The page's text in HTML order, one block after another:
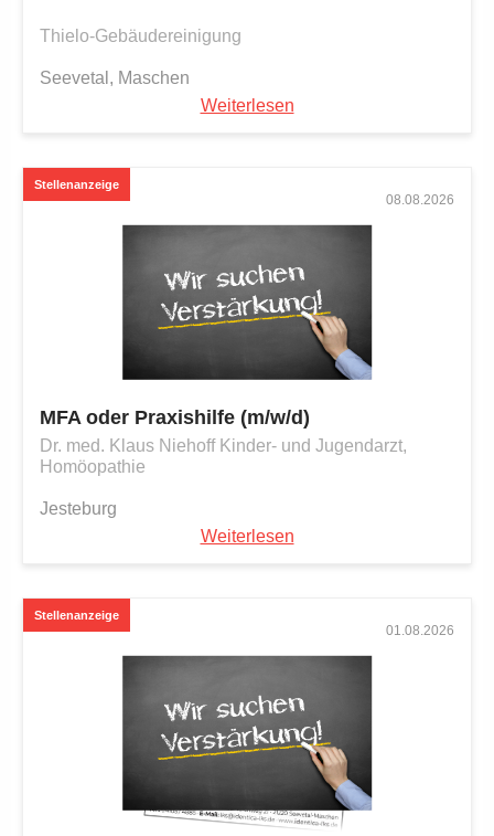
Thielo-Gebäudereinigung
Seevetal, Maschen
Weiterlesen
08.08.2026
MFA oder Praxishilfe (m/w/d)
Dr. med. Klaus Niehoff Kinder- und Jugendarzt,
Homöopathie
Jesteburg
Weiterlesen
01.08.2026